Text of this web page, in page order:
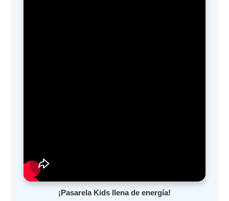
¡Pasarela Kids llena de energía!